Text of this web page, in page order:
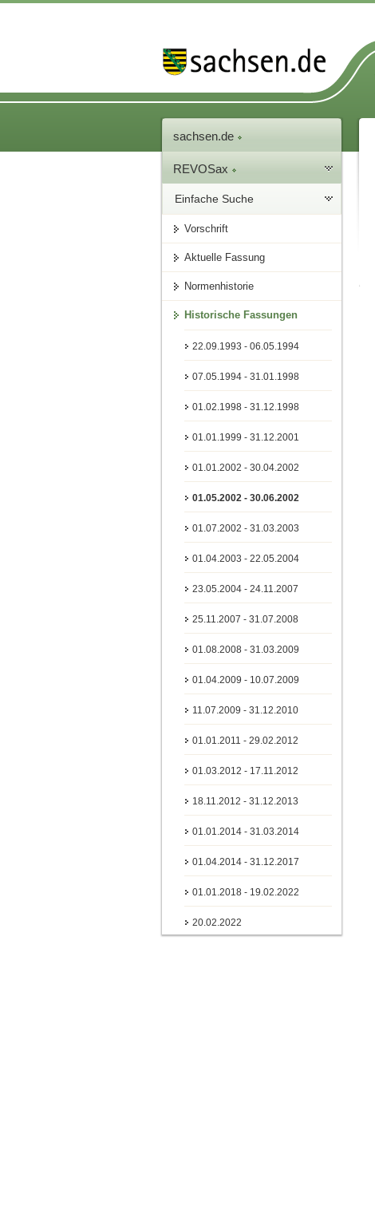
sachsen.de
REVOSax
Einfache Suche
Vorschrift
Aktuelle Fassung
Normenhistorie
Historische Fassungen
22.09.1993 - 06.05.1994
07.05.1994 - 31.01.1998
01.02.1998 - 31.12.1998
01.01.1999 - 31.12.2001
01.01.2002 - 30.04.2002
01.05.2002 - 30.06.2002
01.07.2002 - 31.03.2003
01.04.2003 - 22.05.2004
23.05.2004 - 24.11.2007
25.11.2007 - 31.07.2008
01.08.2008 - 31.03.2009
01.04.2009 - 10.07.2009
11.07.2009 - 31.12.2010
01.01.2011 - 29.02.2012
01.03.2012 - 17.11.2012
18.11.2012 - 31.12.2013
01.01.2014 - 31.03.2014
01.04.2014 - 31.12.2017
01.01.2018 - 19.02.2022
20.02.2022